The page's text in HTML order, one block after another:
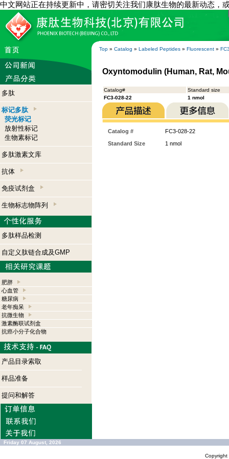
中文网站正在持续更新中，请密切关注我们康肽生物的最新动态，
Top » Catalog » Labeled Peptides » Fluorescent »
多肽
标记多肽
荧光标记
放射性标记
生物素标记
多肽激素文库
抗体
免疫试剂盒
生物标志物阵列
多肽样品检测
自定义肽链合成及GMP
肥胖
心血管
糖尿病
老年痴呆
抗微生物
激素酶联试剂盒
抗癌小分子化合物
产品目录索取
样品准备
提问和解答
Oxyntomodulin (Human, Rat,
Catalog#
Standard size
FC3-028-22
1 nmol
Catalog #
FC3-028-22
Standard Size
1 nmol
Friday 07 August, 2026